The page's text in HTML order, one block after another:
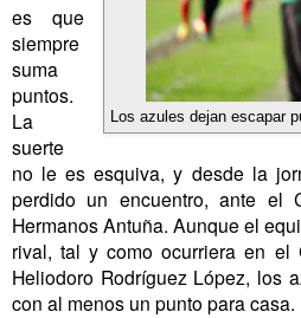
Los azules dejan escapar
es que
siempre
suma
puntos.
La
suerte
no le es esquiva, y desde la
perdido un encuentro, ante el
Hermanos Antuña. Aunque el
rival, tal y como ocurriera en
Heliodoro Rodríguez López, los
con al menos un punto para casa.